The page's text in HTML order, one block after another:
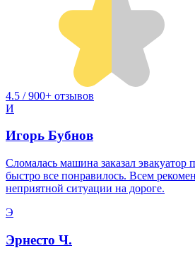
4.5 / 900+ отзывов
И
Игорь Бубнов
Сломалась машина заказал эвакуатор
быстро все понравилось. Всем
неприятной ситуации на дороге.
Э
Эрнесто Ч.